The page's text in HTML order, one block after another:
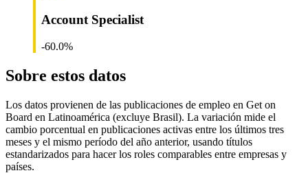
Account Specialist
-60.0%
Sobre estos datos
Los datos provienen de las publicaciones de empleo en Get on
Board en Latinoamérica (excluye Brasil). La variación mide el
cambio porcentual en publicaciones activas entre los últimos tres
meses y el mismo período del año anterior, usando títulos
estandarizados para hacer los roles comparables entre empresas y
países.